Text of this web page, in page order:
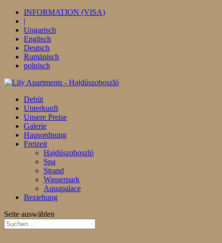
INFORMATION (VISA)
|
Ungarisch
Englisch
Deutsch
Rumänisch
polnisch
Debüt
Unterkunft
Unsere Preise
Galerie
Hausordnung
Freizeit
Hajdúszoboszló
Spa
Strand
Wasserpark
Aquapalace
Beziehung
Seite auswählen